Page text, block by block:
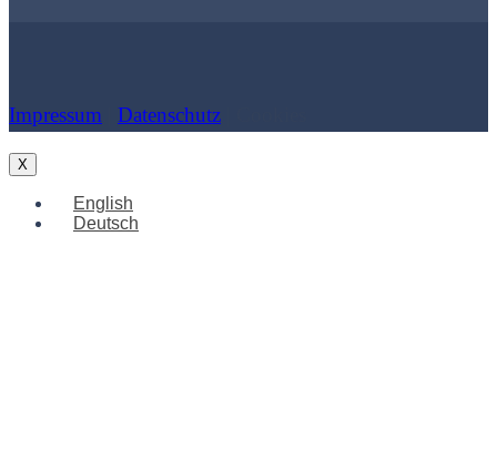
Impressum Datenschutz
X
English
Deutsch